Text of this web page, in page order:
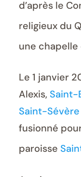
d’après le
religieux du
une
Le 1 janvier
Alexis, Saint-
Saint-Sévère
fusionné
paroisse